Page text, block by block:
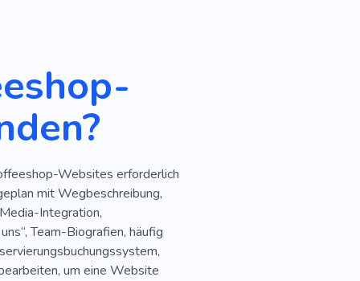
Websites erforderlich
mit Wegbeschreibung,
Integration,
Team-Biografien, häufig
um eine Website